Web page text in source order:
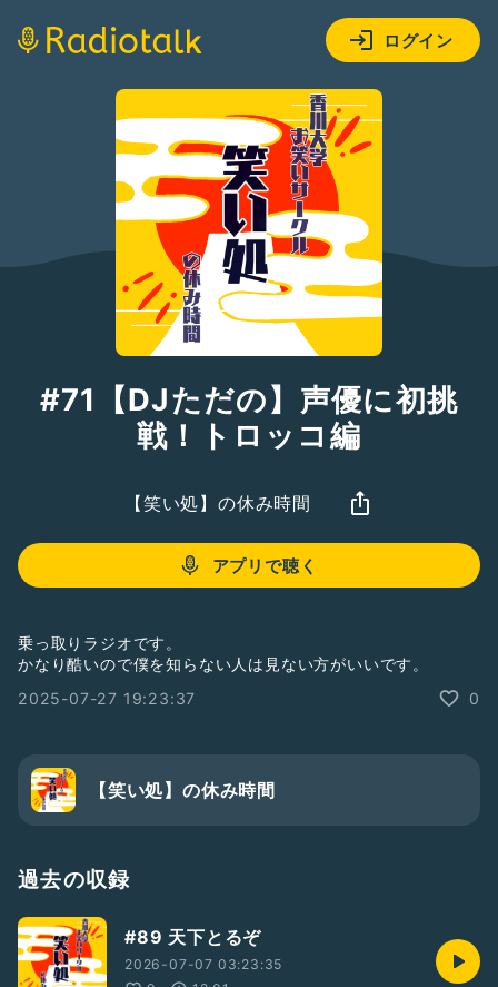
ログイン
#71【DJただの】声優に初挑
戦！トロッコ編
【笑い処】の休み時間
アプリで聴く
乗っ取りラジオです。
かなり酷いので僕を知らない人は見ない方がいいです。
2025-07-27 19:23:37
0
【笑い処】の休み時間
過去の収録
#89 天下とるぞ
2026-07-07 03:23:35